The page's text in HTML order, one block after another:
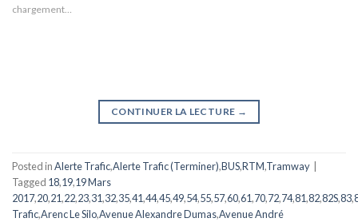
chargement…
CONTINUER LA LECTURE →
Posted inAlerte Trafic,Alerte Trafic (Terminer),BUS,RTM,Tramway
Tagged 18,19,19 Mars
2017,20,21,22,23,31,32,35,41,44,45,49,54,55,57,60,61,70,72,74,81,82,82S,83,
Trafic,Arenc Le Silo,Avenue Alexandre Dumas,Avenue André